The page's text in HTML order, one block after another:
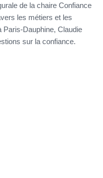
de la chaire Confiance
les métiers et les
Paris-Dauphine, Claudie
sur la confiance.